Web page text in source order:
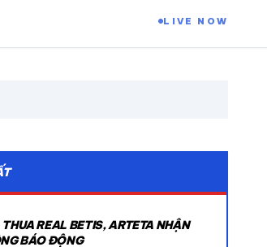
LIVE NOW
expand_more
REAL BETIS, ARTETA NHẬN
BÁO ĐỘNG